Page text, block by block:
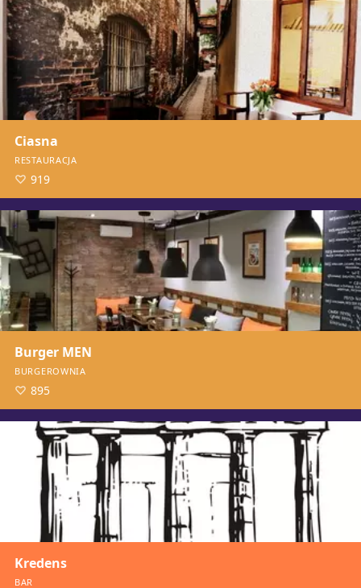
Ciasna
RESTAURACJA
919
Burger MEN
BURGEROWNIA
895
Kredens
BAR